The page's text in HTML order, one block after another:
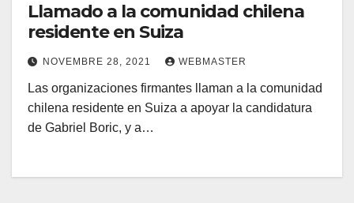
Llamado a la comunidad chilena
residente en Suiza
NOVEMBRE 28, 2021 WEBMASTER
Las organizaciones firmantes llaman a la comunidad
chilena residente en Suiza a apoyar la candidatura
de Gabriel Boric, y a…